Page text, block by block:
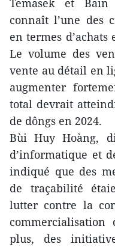
connaît l’une des
en termes
Le volume des
vente au détail en
augmenter
total devrait
de dôngs en 2024.
Bùi Huy Hoàng,
d’informatique et
indiqué que des
de traçabilité
lutter contre la
plus, des